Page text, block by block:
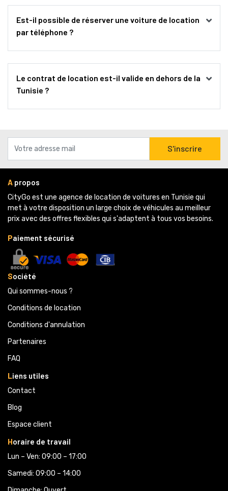
Est-il possible de réserver une voiture de location
par téléphone ?
Le contrat de location est-il valide en dehors de la
Tunisie ?
S'inscrire
A propos
CityGo est une agence de location de voitures en Tunisie qui
met à votre disposition un large choix de véhicules au meilleur
prix avec des offres flexibles qui s'adaptent à tous vos besoins.
Paiement sécurisé
Société
Qui sommes-nous ?
Conditions de location
Conditions d'annulation
Partenaires
FAQ
Liens utiles
Contact
Blog
Espace client
Horaire de travail
Lun – Ven: 09:00 – 17:00
Samedi: 09:00 – 14:00